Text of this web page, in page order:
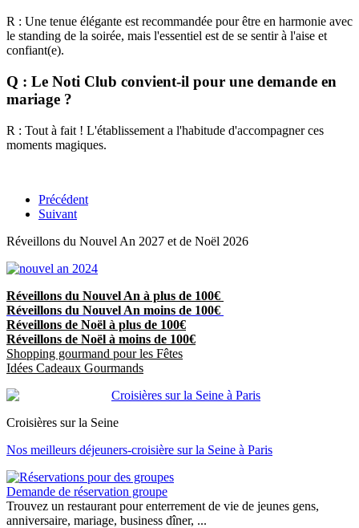
R : Une tenue élégante est recommandée pour être en harmonie avec
le standing de la soirée, mais l'essentiel est de se sentir à l'aise et
confiant(e).
Q : Le Noti Club convient-il pour une demande en
mariage ?
R : Tout à fait ! L'établissement a l'habitude d'accompagner ces
moments magiques.
Précédent
Suivant
Réveillons du Nouvel An 2027 et de Noël 2026
Réveillons du Nouvel An à plus de 100€
Réveillons du Nouvel An moins de 100€
Réveillons de Noël à plus de 100€
Réveillons de Noël à moins de 100€
Shopping gourmand pour les Fêtes
Idées Cadeaux Gourmands
Croisières sur la Seine
Nos meilleurs déjeuners-croisière sur la Seine à Paris
Demande de réservation groupe
Trouvez un restaurant pour enterrement de vie de jeunes gens,
anniversaire, mariage, business dîner, ...